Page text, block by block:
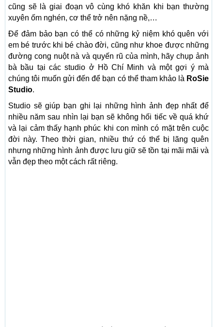
cũng sẽ là giai đoạn vô cùng khó khăn khi bạn thường
xuyên ốm nghén, cơ thể trở nên nặng nề,…
Để đảm bảo bạn có thể có những kỷ niệm khó quên với
em bé trước khi bé chào đời, cũng như khoe được những
đường cong nuột nà và quyến rũ của mình, hãy chụp ảnh
bà bầu tại các studio ở Hồ Chí Minh và một gợi ý mà
chúng tôi muốn gửi đến để bạn có thể tham khảo là RoSie
Studio.
Studio sẽ giúp bạn ghi lại những hình ảnh đẹp nhất để
nhiều năm sau nhìn lại bạn sẽ không hối tiếc về quá khứ
và lại cảm thấy hạnh phúc khi con mình có mặt trên cuộc
đời này. Theo thời gian, nhiều thứ có thể bị lãng quên
nhưng những hình ảnh được lưu giữ sẽ tồn tại mãi mãi và
vẫn đẹp theo một cách rất riêng.